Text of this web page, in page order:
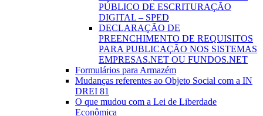
PÚBLICO DE ESCRITURAÇÃO
DIGITAL – SPED
DECLARAÇÃO DE
PREENCHIMENTO DE REQUISITOS
PARA PUBLICAÇÃO NOS SISTEMAS
EMPRESAS.NET OU FUNDOS.NET
Formulários para Armazém
Mudanças referentes ao Objeto Social com a IN
DREI 81
O que mudou com a Lei de Liberdade
Econômica